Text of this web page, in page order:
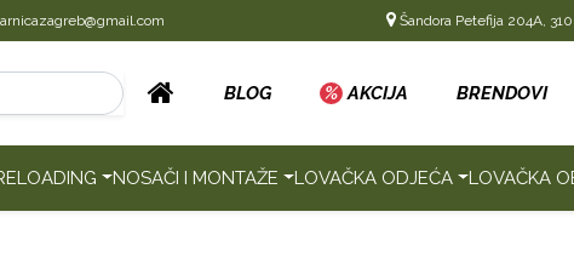
Šandora Petefija 204A,
BLOG % AKCIJA BRENDOVI
NOSAČI I MONTAŽE LOVAČKA ODJEĆA LOVAČKA